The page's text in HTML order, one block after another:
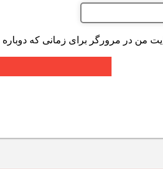
من در مرورگر برای زمانی که